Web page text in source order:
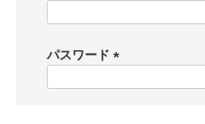
)
パスワード